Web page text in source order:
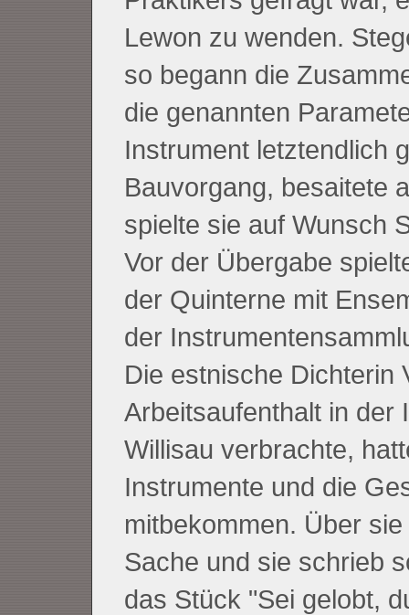
Lewon zu wenden.
so begann die
die genannten
Instrument letztendlich
Bauvorgang, besaitete
spielte sie auf Wunsch
Vor der Übergabe
der Quinterne mit
der
Die estnische Dichterin
Arbeitsaufenthalt in der
Willisau verbrachte,
Instrumente und die
mitbekommen. Über
Sache und sie schrieb
das Stück "Sei gelobt,